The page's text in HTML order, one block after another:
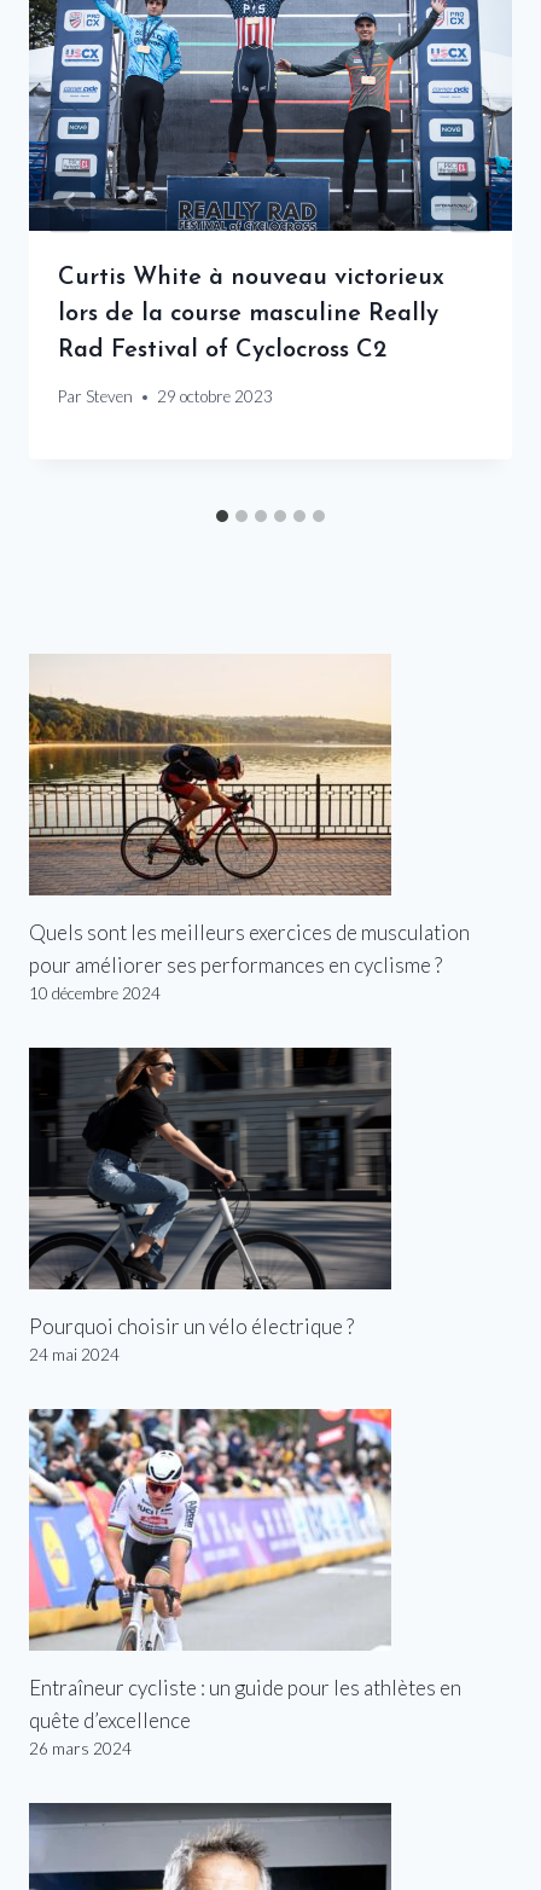
Curtis White à nouveau victorieux
lors de la course masculine Really
Rad Festival of Cyclocross C2
Par Steven 29 octobre 2023
Quels sont les meilleurs exercices de musculation
pour améliorer ses performances en cyclisme ?
10 décembre 2024
Pourquoi choisir un vélo électrique ?
24 mai 2024
Entraîneur cycliste : un guide pour les athlètes en
quête d’excellence
26 mars 2024